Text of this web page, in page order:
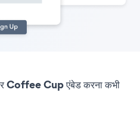
Coffee Cup एंबेड करना कभी